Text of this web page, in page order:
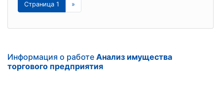
Страница 1 »
Информация о работе Анализ имущества
торгового предприятия